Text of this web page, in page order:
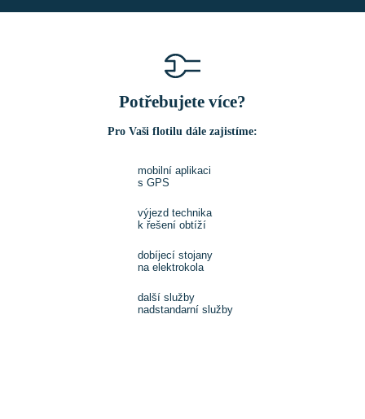
Potřebujete více?
Pro Vaši flotilu dále zajistíme:
mobilní aplikaci
s GPS
výjezd technika
k řešení obtíží
dobíjecí stojany
na elektrokola
další služby
nadstandarní služby